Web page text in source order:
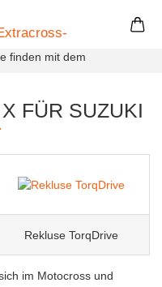
FÜR SUZUKI
Rekluse TorqDrive
im Motocross und